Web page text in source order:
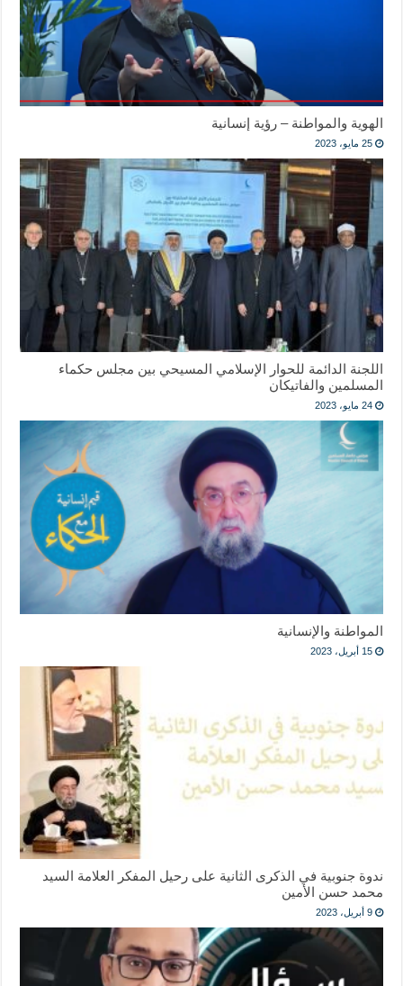
الهوية والمواطنة – رؤية إنسانية
25 مايو، 2023
اللجنة الدائمة للحوار الإسلامي المسيحي بين مجلس حكماء
المسلمين والفاتيكان
24 مايو، 2023
المواطنة والإنسانية
15 أبريل، 2023
ندوة جنوبية في الذكرى الثانية على رحيل المفكر العلامة السيد
محمد حسن الأمين
9 أبريل، 2023